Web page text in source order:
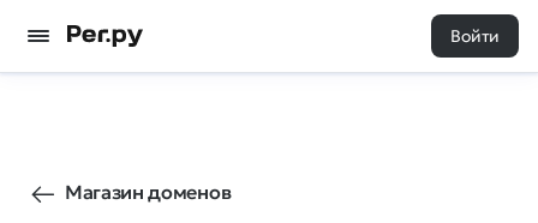
Войти
Магазин доменов
9 0